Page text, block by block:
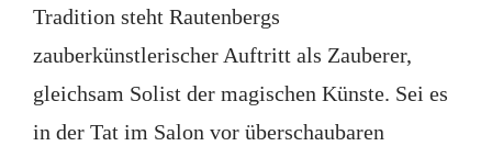
Tradition steht Rautenbergs
zauberkünstlerischer Auftritt als Zauberer,
gleichsam Solist der magischen Künste. Sei es
in der Tat im Salon vor überschaubaren